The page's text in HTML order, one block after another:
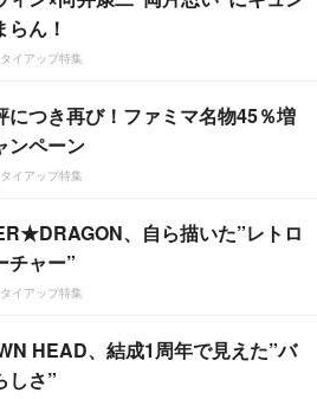
らん！
イアップ特集
につき再び！ファミマ名物45％増
ンペーン
イアップ特集
、自ら描いた”レトロ
チャー”
イアップ特集
HEAD、結成1周年で見えた”バ
しさ”